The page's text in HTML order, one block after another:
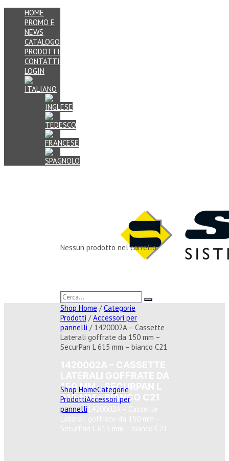
HOME
PROMO E
NEWS
CATALOGO
PRODOTTI
CONTATTI
LOGIN
Nessun prodotto nel carrello.
Shop Home /Categorie
Prodotti /Accessori per
pannelli / 1420002A – Cassette
Laterali goffrate da 150 mm –
SecurPan L 615 mm – bianco C21
150 MM – SECURPAN L
615 MM – BIANCO C21
Shop HomeCategorie
ProdottiAccessori per
pannelli